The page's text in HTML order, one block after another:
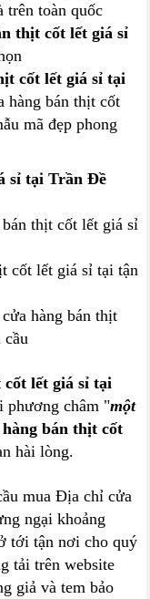
trên toàn quốc
thịt cốt lết giá sỉ
cốt lết giá sỉ tại
hàng bán thịt cốt
mã đẹp phong
sỉ tại Trần Đề
thịt cốt lết giá sỉ
cốt lết giá sỉ tại tận
hàng bán thịt
cầu
lết giá sỉ tại
phương châm "một
bán thịt cốt
hài lòng.
mua Địa chỉ cửa
ngại khoảng
tới tận nơi cho quý
tải trên website
giả và tem bảo